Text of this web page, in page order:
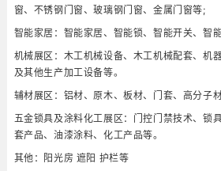
窗、不锈钢门窗、玻璃钢门窗、金属门窗等;
智能家居：智能家居、智能锁、智能开关、智
机械展区：木工机械设备、木工机械配套、机
及其他生产加工设备等。
辅材展区：铝材、原木、板材、门套、高分子
五金锁具及涂料化工展区：门控门禁技术、锁
套产品、油漆涂料、化工产品等。
其他：阳光房 遮阳 护栏等